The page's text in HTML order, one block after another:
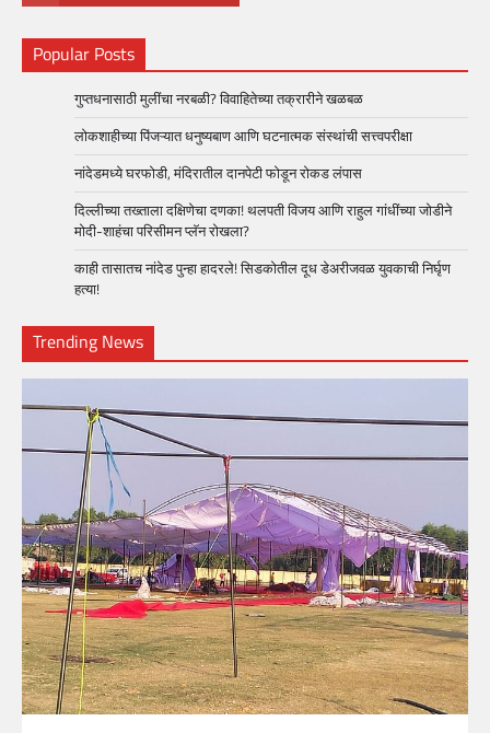
Popular Posts
गुप्तधनासाठी मुलींचा नरबळी? विवाहितेच्या तक्रारीने खळबळ
लोकशाहीच्या पिंजऱ्यात धनुष्यबाण आणि घटनात्मक संस्थांची सत्त्वपरीक्षा
नांदेडमध्ये घरफोडी, मंदिरातील दानपेटी फोडून रोकड लंपास
दिल्लीच्या तख्ताला दक्षिणेचा दणका! थलपती विजय आणि राहुल गांधींच्या जोडीने
मोदी-शाहंचा परिसीमन प्लॅन रोखला?
काही तासातच नांदेड पुन्हा हादरले! सिडकोतील दूध डेअरीजवळ युवकाची निर्घृण
हत्या!
Trending News